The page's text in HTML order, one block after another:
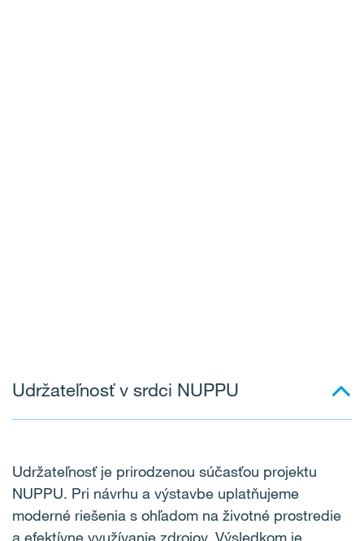
Udržateľnosť v srdci NUPPU
Udržateľnosť je prirodzenou súčasťou projektu
NUPPU. Pri návrhu a výstavbe uplatňujeme
moderné riešenia s ohľadom na životné prostredie
a efektívne využívanie zdrojov. Výsledkom je